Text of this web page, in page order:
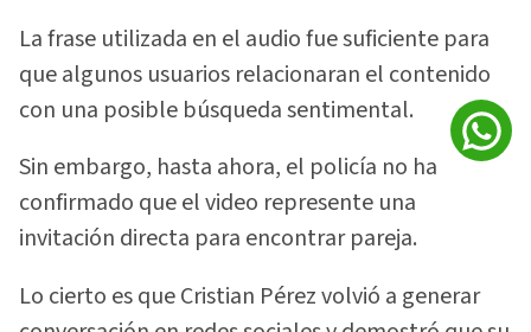
La frase utilizada en el audio fue suficiente para
que algunos usuarios relacionaran el contenido
con una posible búsqueda sentimental.
Sin embargo, hasta ahora, el policía no ha
confirmado que el video represente una
invitación directa para encontrar pareja.
Lo cierto es que Cristian Pérez volvió a generar